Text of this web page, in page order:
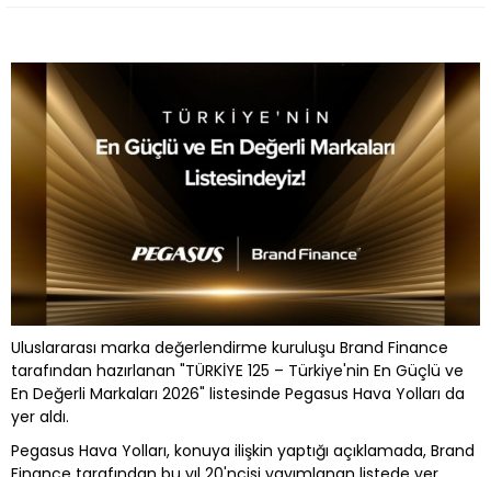
Uluslararası marka değerlendirme kuruluşu Brand Finance
tarafından hazırlanan "TÜRKİYE 125 – Türkiye'nin En Güçlü ve
En Değerli Markaları 2026" listesinde Pegasus Hava Yolları da
yer aldı.
Pegasus Hava Yolları, konuya ilişkin yaptığı açıklamada, Brand